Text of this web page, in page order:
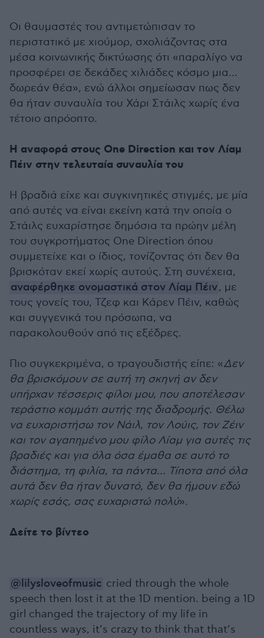
Οι θαυμαστές του αντιμετώπισαν το
περιστατικό με χιούμορ, σχολιάζοντας στα
μέσα κοινωνικής δικτύωσης ότι «παραλίγο να
προσφέρει σε δεκάδες χιλιάδες κόσμο μια…
δωρεάν θέα», ενώ άλλοι σημείωσαν πως δεν
θα ήταν συναυλία του Χάρι Στάιλς χωρίς ένα
τέτοιο απρόοπτο.
Η αναφορά στους One Direction και τον Λίαμ
Πέιν στην τελευταία συναυλία του
Η βραδιά είχε και συγκινητικές στιγμές, με μία
από αυτές να είναι εκείνη κατά την οποία ο
Στάιλς ευχαρίστησε δημόσια τα πρώην μέλη
του συγκροτήματος One Direction όπου
συμμετείχε και ο ίδιος, τονίζοντας ότι δεν θα
βρισκόταν εκεί χωρίς αυτούς. Στη συνέχεια,
αναφέρθηκε ονομαστικά στον Λίαμ Πέιν, με
τους γονείς του, Τζεφ και Κάρεν Πέιν, καθώς
και συγγενικά του πρόσωπα, να
παρακολουθούν από τις εξέδρες.
Πιο συγκεκριμένα, ο τραγουδιστής είπε: «Δεν
θα βρισκόμουν σε αυτή τη σκηνή αν δεν
υπήρχαν τέσσερις φίλοι μου, που αποτέλεσαν
τεράστιο κομμάτι αυτής της διαδρομής. Θέλω
να ευχαριστήσω τον Νάιλ, τον Λούις, τον Ζέιν
και τον αγαπημένο μου φίλο Λίαμ για αυτές τις
βραδιές και για όλα όσα έμαθα σε αυτό το
διάστημα, τη φιλία, τα πάντα… Τίποτα από όλα
αυτά δεν θα ήταν δυνατό, δεν θα ήμουν εδώ
χωρίς εσάς, σας ευχαριστώ πολύ».
Δείτε το βίντεο
@lilysloveofmusic cried through the whole
speech then lost it at the 1D mention. being a 1D
girl changed the trajectory of my life in
countless ways, it’s crazy to think that that’s